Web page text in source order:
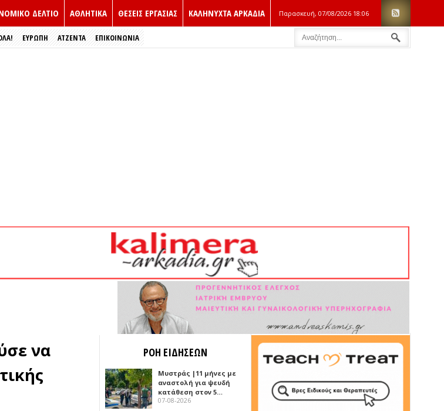
ΔΕΛΤΙΟ ΑΘΛΗΤΙΚΑ ΘΕΣΕΙΣ ΕΡΓΑΣΙΑΣ ΚΑΛΗΝΥΧΤΑ ΑΡΚΑΔΙΑ Παρασκευή, 07/08/2026 18:06
ΕΥΡΏΠΗ ΑΤΖΕΝΤΑ ΕΠΙΚΟΙΝΩΝΙΑ
να
ΡΟΗ ΕΙΔΗΣΕΩΝ
Μυστράς |11 μήνες με
αναστολή για ψευδή
κατάθεση στον 5…
07-08-2026